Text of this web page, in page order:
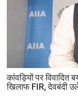
कांवड़ियों पर विवादित
खिलाफ FIR, देवबंदी